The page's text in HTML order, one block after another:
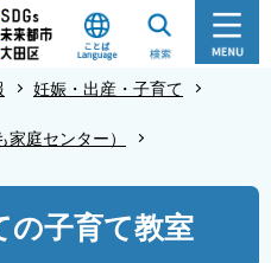
妊娠・出産・子育て
庭センター）
の子育て教室